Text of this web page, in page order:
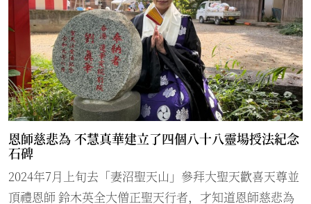
恩師慈悲為 不慧真華建立了四個八十八靈場授法紀念
石碑
2024年7月上旬去「妻沼聖天山」參拜大聖天歡喜天尊並
頂禮恩師 鈴木英全大僧正聖天行者，才知道恩師慈悲為